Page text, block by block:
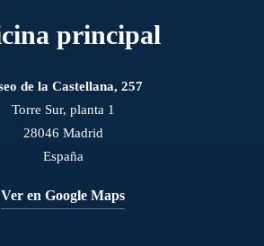
principal
de la Castellana, 257
Torre Sur, planta 1
28046 Madrid
España
Ver en Google Maps